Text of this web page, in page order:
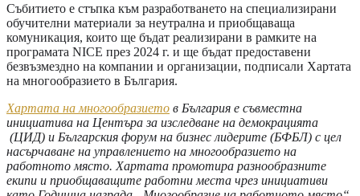
Събитието е стъпка към разработването на специализирани
обучителни материали за неутрална и приобщаваща
комуникация, които ще бъдат реализирани в рамките на
програмата NICE през 2024 г. и ще бъдат предоставени
безвъзмездно на компании и организации, подписали Хартата
на многообразието в България.
Хартата на многообразието в България е съвместна
инициатива на Центъра за изследване на демокрацията
(ЦИД) и Българския форум на бизнес лидерите (БФБЛ) с цел
насърчаване на управлението на многообразието на
работното място. Хартата промотира разнообразните
екипи и приобщаващите работни места чрез инициативи